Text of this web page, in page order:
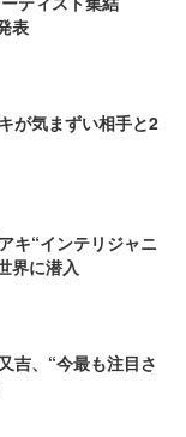
表
が気まずい相手と2
キ“インテリジャニ
界に潜入
吉、“今最も注目さ